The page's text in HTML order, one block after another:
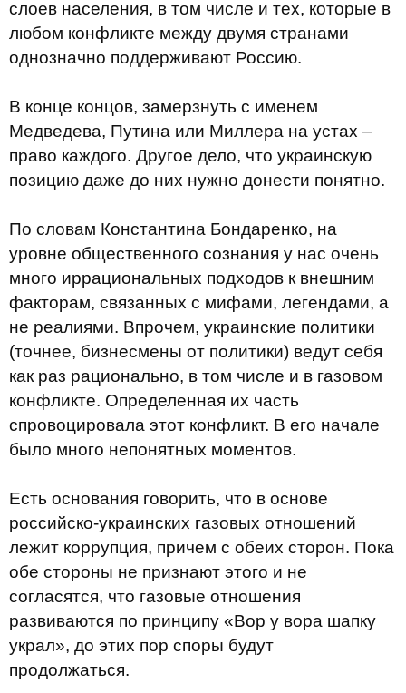
слоев населения, в том числе и тех, которые в
любом конфликте между двумя странами
однозначно поддерживают Россию.
В конце концов, замерзнуть с именем
Медведева, Путина или Миллера на устах –
право каждого. Другое дело, что украинскую
позицию даже до них нужно донести понятно.
По словам Константина Бондаренко, на
уровне общественного сознания у нас очень
много иррациональных подходов к внешним
факторам, связанных с мифами, легендами, а
не реалиями. Впрочем, украинские политики
(точнее, бизнесмены от политики) ведут себя
как раз рационально, в том числе и в газовом
конфликте. Определенная их часть
спровоцировала этот конфликт. В его начале
было много непонятных моментов.
Есть основания говорить, что в основе
российско-украинских газовых отношений
лежит коррупция, причем с обеих сторон. Пока
обе стороны не признают этого и не
согласятся, что газовые отношения
развиваются по принципу «Вор у вора шапку
украл», до этих пор споры будут
продолжаться.